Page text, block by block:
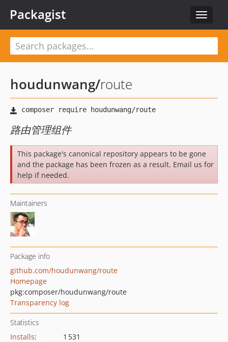
Toggle
Packagist
houdunwang/route
路由管理组件
This package's canonical repository appears to be gone
and the package has been frozen as a result. Email us for
help if needed.
Maintainers
Package info
github.com/houdunwang/route
Homepage
pkg:composer/houdunwang/route
Transparency log
Statistics
Installs:
1 531